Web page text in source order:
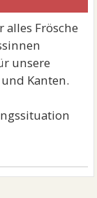
alles Frösche
unsere
Kanten.